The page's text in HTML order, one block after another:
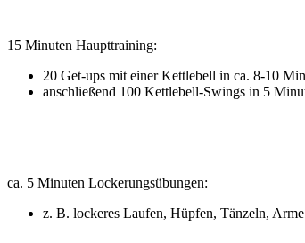
15 Minuten Haupttraining:
20 Get-ups mit einer Kettlebell in ca. 8-10
anschließend 100 Kettlebell-Swings in 5
ca. 5 Minuten Lockerungsübungen:
z. B. lockeres Laufen, Hüpfen, Tänzeln,